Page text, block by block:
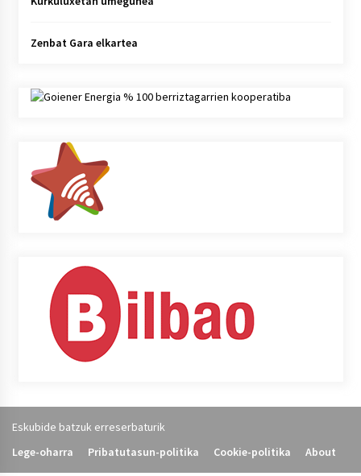
Zenbat Gara elkartea
Eskubide batzuk erreserbaturik
Lege-oharra
Pribatutasun-politika Cookie-politika About